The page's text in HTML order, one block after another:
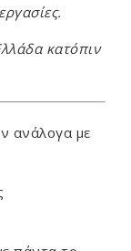
κατόπιν
ανάλογα με